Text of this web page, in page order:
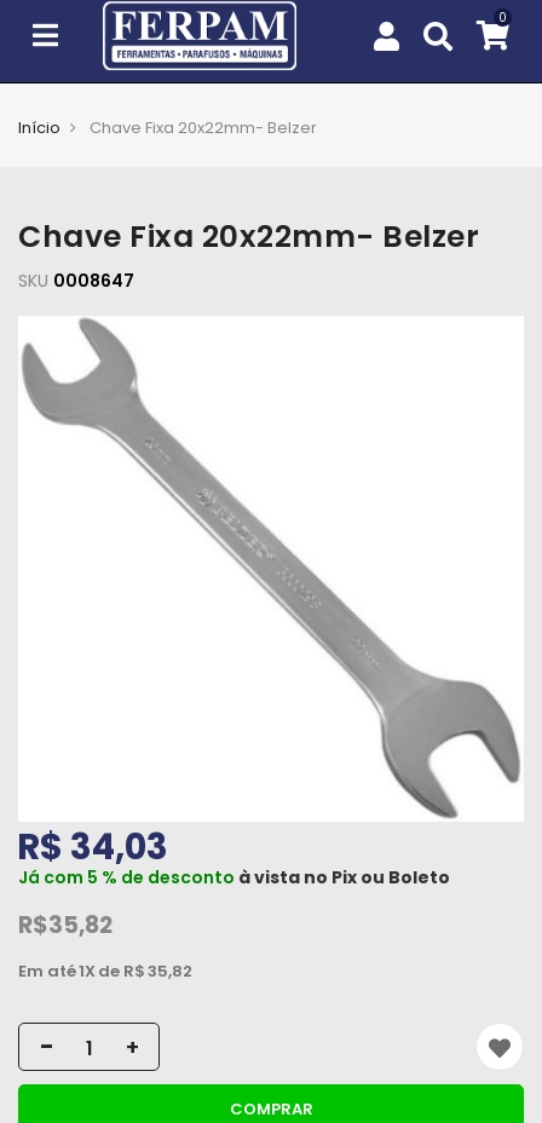
e
Jardim
Fixação
e
Cobertura
Materiais
Hidráulicos
e
Pneumáticos
e
Químicos
Início Chave Fixa 20x22mm- Belzer
Chave Fixa 20x22mm- Belzer
SKU 0008647
R$ 34,03
Já com 5 % de desconto à vista no Pix ou Boleto
R$35,82
Em até1X de R$35,82
- +
COMPRAR